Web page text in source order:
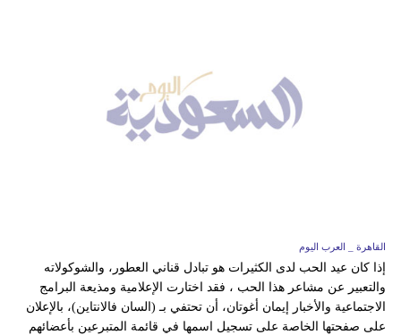
تعليم
القاهرة _ العرب اليوم
إذا كان عيد الحب لدى الكثيرات هو تبادل قناني العطور، والشوكولاته
والتعبير عن مشاعر هذا الحب ، فقد اختارت الإعلامية ومذيعة البرامج
الاجتماعية والأخبار إيمان أغوتان، أن تحتفي بـ (السان فالانتاين)، بالإعلان
على صفحتها الخاصة على تسجيل اسمها في قائمة المتبرعين بأعضائهم